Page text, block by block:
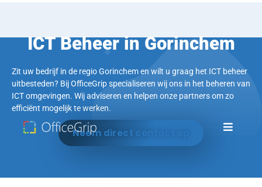
ICT Beheer in Gorinchem
Zit uw bedrijf in de regio Gorinchem en wilt u graag het ICT beheer
uitbesteden? Bij OfficeGrip specialiseren wij ons in het beheren van
ICT omgevingen. Wij adviseren en helpen onze partners om zo
efficiënt mogelijk te werken.
Neem direct contact op